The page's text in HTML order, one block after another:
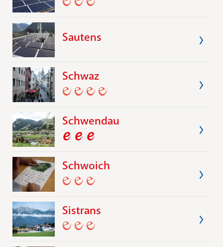
Sautens
Schwaz
Schwendau
Schwoich
Sistrans